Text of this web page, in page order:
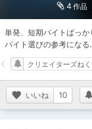
4 作品
単発、短期バイトばっ
バイト選びの参考にな
いいね 10
クリエイターズねく